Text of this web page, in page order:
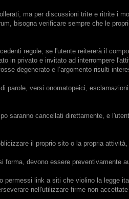
ma per discussioni trite e ritrite i
bisogna verificare sempre che le
regole, se l'utente reitererà il
in privato e invitato ad interrompere
degenerato e l’argomento risulti
parole, versi onomatopeici,
saranno cancellati direttamente, e
il proprio sito o la propria
devono essere preventivamente
link a siti che violino la legge
nell'utilizzare firme non